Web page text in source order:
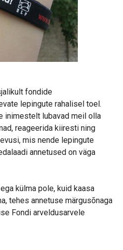
fondide
lepingute rahalisel toel.
inimestelt lubavad meil olla
reageerida kiiresti ning
mis nende lepingute
annetused on väga
külma pole, kuid kaasa
tehes annetuse märgusõnaga
Fondi arveldusarvele